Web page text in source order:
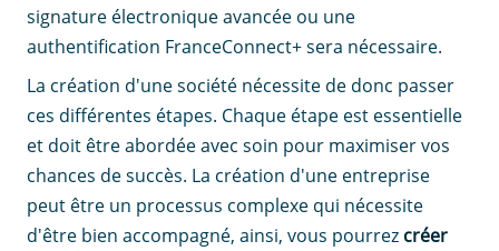
signature électronique avancée ou une
authentification FranceConnect+ sera nécessaire.
La création d'une société nécessite de donc passer
ces différentes étapes. Chaque étape est essentielle
et doit être abordée avec soin pour maximiser vos
chances de succès. La création d'une entreprise
peut être un processus complexe qui nécessite
d'être bien accompagné, ainsi, vous pourrez créer